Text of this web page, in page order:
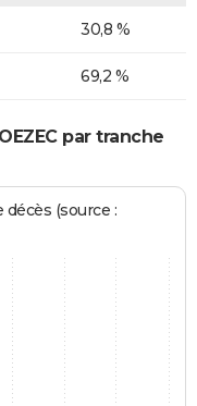
30,8 %
69,2 %
par tranche
(source :